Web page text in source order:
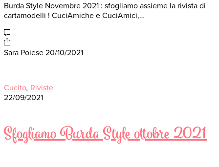
Burda Style Novembre 2021 : sfogliamo assieme la rivista di
cartamodelli ! CuciAmiche e CuciAmici,…
Sara Poiese 20/10/2021
Cucito, Riviste
22/09/2021
Sfogliamo Burda Style ottobre 2021